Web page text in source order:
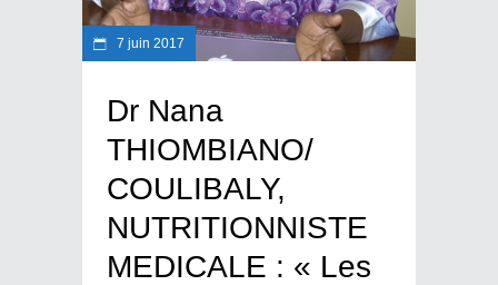
7 juin 2017
Dr Nana
THIOMBIANO/
COULIBALY,
NUTRITIONNISTE
MEDICALE : « Les